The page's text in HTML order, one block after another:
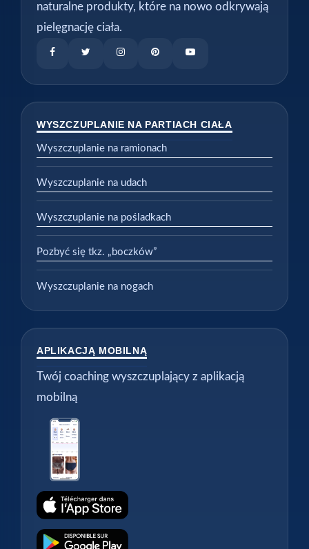
naturalne produkty, które na nowo odkrywają
pielęgnację ciała.
WYSZCZUPLANIE NA PARTIACH CIAŁA
Wyszczuplanie na ramionach
Wyszczuplanie na udach
Wyszczuplanie na pośladkach
Pozbyć się tkz. „boczków”
Wyszczuplanie na nogach
APLIKACJĄ MOBILNĄ
Twój coaching wyszczuplający z aplikacją
mobilną